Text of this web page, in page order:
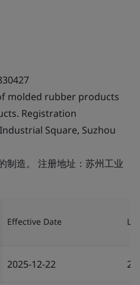
molded rubber products
Registration
Square, Suzhou
制造。 注册地址：苏州工业
Effective Date
2025-12-22